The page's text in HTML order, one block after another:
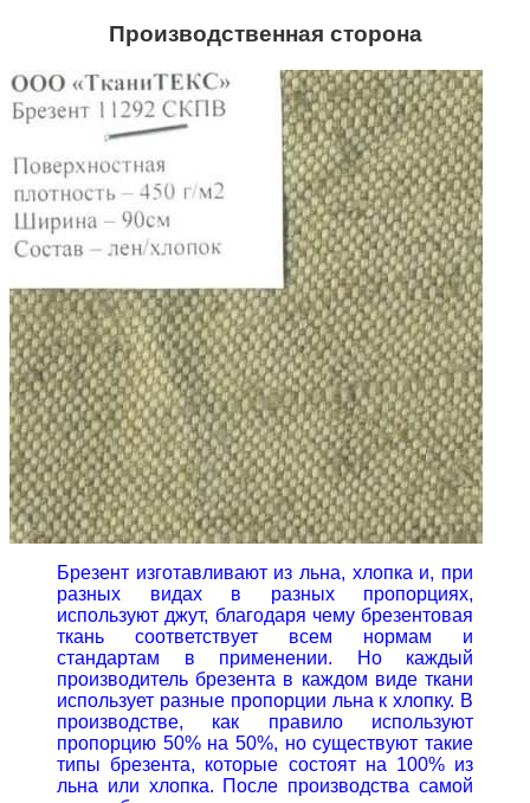
Производственная сторона
Брезент изготавливают из льна, хлопка и, при
разных видах в разных пропорциях,
используют джут, благодаря чему брезентовая
ткань соответствует всем нормам и
стандартам в применении. Но каждый
производитель брезента в каждом виде ткани
использует разные пропорции льна к хлопку. В
производстве, как правило используют
пропорцию 50% на 50%, но существуют такие
типы брезента, которые состоят на 100% из
льна или хлопка. После производства самой